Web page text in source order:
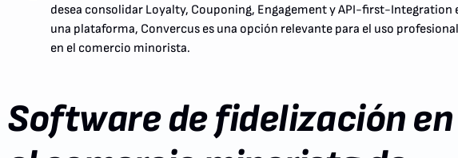
desea consolidar Loyalty, Couponing, Engagement y API-first-Integration
una plataforma, Convercus es una opción relevante para el uso profesional
en el comercio minorista.
Software de fidelización en